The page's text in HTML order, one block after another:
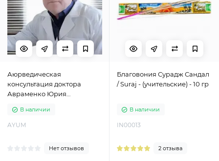
Аюрведическая
консультация доктора
Авраменко Юрия
В наличии
AYUM
Нет отзывов
Благовония Сурадж Сандал
/ Suraj - (учительские) - 10 гр
В наличии
IN00013
2 отзыва